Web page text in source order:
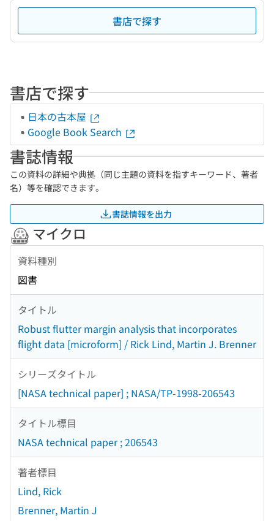
書店で探す
書店で探す
日本の古本屋
Google Book Search
書誌情報
この資料の詳細や典拠（同じ主題の資料を指すキーワード、著者
名）等を確認できます。
書誌情報を出力
マイクロ
資料種別
図書
タイトル
Robust flutter margin analysis that incorporates
flight data [microform] / Rick Lind, Martin J. Brenner
シリーズタイトル
[NASA technical paper] ; NASA/TP-1998-206543
タイトル標目
NASA technical paper ; 206543
著者標目
Lind, Rick
Brenner, Martin J